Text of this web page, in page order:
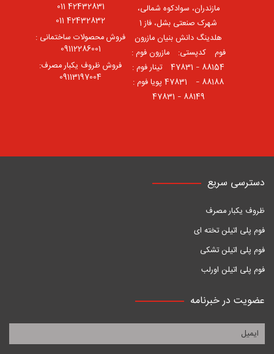
مازندران، سوادکوه شمالی،
شهرک صنعتی بشل، فاز 1
هلدینگ دانش بنیان مازرون
فوم ⠀کدپستی: ⠀مازرون فوم :
88154 – 47831 ⠀تینار فوم :
88188 – 47831⠀ پویا فوم :
88149 – 47831
42432831 011
42432832 011
فروش محصولات ساختمانی :
09112286001
فروش ظروف یکبار مصرف:
09113197004
دسترسی سریع
ظروف یکبار مصرف
فوم پلی اتیلن تخته ای
فوم پلی اتیلن تشکی
فوم پلی اتیلن اورلب
عضویت در خبرنامه